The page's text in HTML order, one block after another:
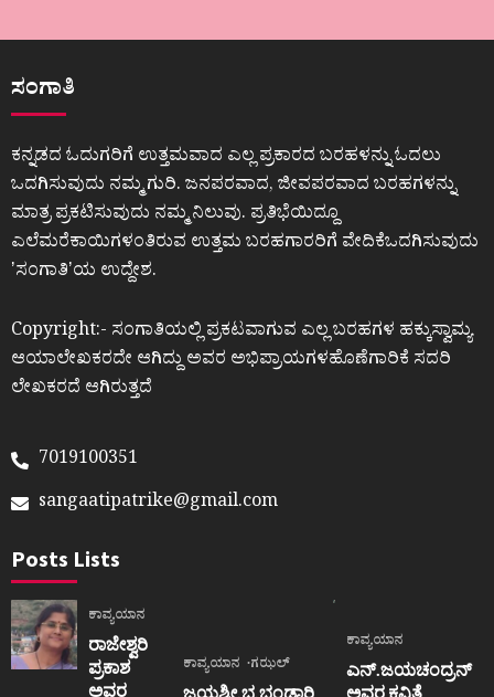
ಸಂಗಾತಿ
ಕನ್ನಡದ ಓದುಗರಿಗೆ ಉತ್ತಮವಾದ ಎಲ್ಲ ಪ್ರಕಾರದ ಬರಹಳನ್ನು ಓದಲು
ಒದಗಿಸುವುದು ನಮ್ಮ ಗುರಿ. ಜನಪರವಾದ, ಜೀವಪರವಾದ ಬರಹಗಳನ್ನು
ಮಾತ್ರ ಪ್ರಕಟಿಸುವುದು ನಮ್ಮ ನಿಲುವು. ಪ್ರತಿಭೆಯಿದ್ದೂ
ಎಲೆಮರೆಕಾಯಿಗಳಂತಿರುವ ಉತ್ತಮ ಬರಹಗಾರರಿಗೆ ವೇದಿಕೆಒದಗಿಸುವುದು
ʼಸಂಗಾತಿʼಯ ಉದ್ದೇಶ.
Copyright:- ಸಂಗಾತಿಯಲ್ಲಿ ಪ್ರಕಟವಾಗುವ ಎಲ್ಲ ಬರಹಗಳ ಹಕ್ಕುಸ್ವಾಮ್ಯ
ಆಯಾಲೇಖಕರದೇ ಆಗಿದ್ದು ಅವರ ಅಭಿಪ್ರಾಯಗಳಹೊಣೆಗಾರಿಕೆ ಸದರಿ
ಲೇಖಕರದೆ ಆಗಿರುತ್ತದೆ
7019100351
sangaatipatrike@gmail.com
Posts Lists
ಕಾವ್ಯಯಾನ
ರಾಜೇಶ್ವರಿ
ಪ್ರಕಾಶ
ಅವರ
ಕಾವ್ಯಯಾನ ಗಝಲ್
ಜಯಶ್ರೀ.ಭ.ಭಂಡಾರಿ
ಕಾವ್ಯಯಾನ
ಎನ್.ಜಯಚಂದ್ರನ್
ಅವರ ಕವಿತೆ